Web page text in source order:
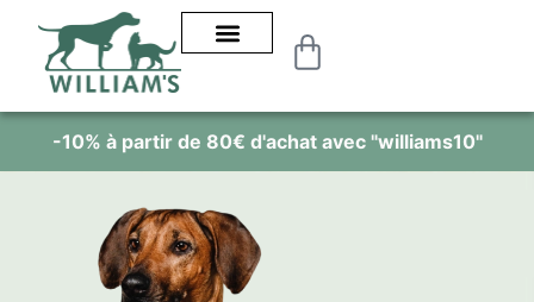
à partir de 80€ d'achat avec "williams10"